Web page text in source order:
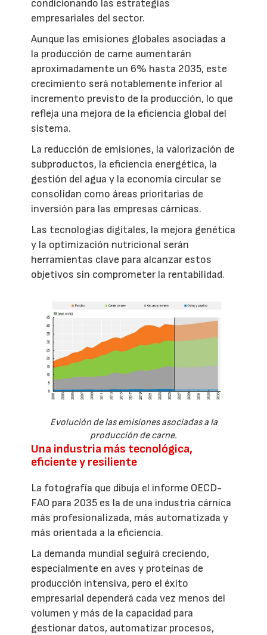
condicionando las estrategias
empresariales del sector.
Aunque las emisiones globales asociadas a
la producción de carne aumentarán
aproximadamente un 6% hasta 2035, este
crecimiento será notablemente inferior al
incremento previsto de la producción, lo que
refleja una mejora de la eficiencia global del
sistema.
La reducción de emisiones, la valorización de
subproductos, la eficiencia energética, la
gestión del agua y la economía circular se
consolidan como áreas prioritarias de
inversión para las empresas cárnicas.
Las tecnologías digitales, la mejora genética
y la optimización nutricional serán
herramientas clave para alcanzar estos
objetivos sin comprometer la rentabilidad.
Evolución de las emisiones asociadas a la
producción de carne.
Una industria más tecnológica,
eficiente y resiliente
La fotografía que dibuja el informe OECD-
FAO para 2035 es la de una industria cárnica
más profesionalizada, más automatizada y
más orientada a la eficiencia.
La demanda mundial seguirá creciendo,
especialmente en aves y proteínas de
producción intensiva, pero el éxito
empresarial dependerá cada vez menos del
volumen y más de la capacidad para
gestionar datos, automatizar procesos,